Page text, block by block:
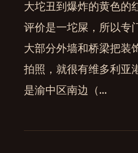
大坨丑到爆炸的黄色的
评价是一坨屎，所以专
大部分外墙和桥梁把装
拍照，就很有维多利亚
是渝中区南边（…